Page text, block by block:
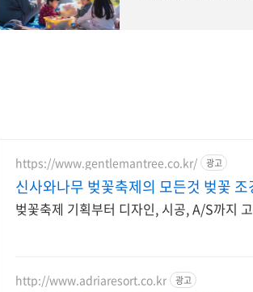
https://www.gentlemantree.co.kr/ 광고
신사와나무 벚꽃축제의 모든것 벚꽃 조
벚꽃축제 기획부터 디자인, 시공, A/S까지
http://www.adriaresort.co.kr 광고